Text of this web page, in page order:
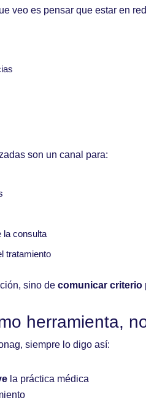
veo es pensar que estar en
son un canal para:
la consulta
tratamiento
sino de comunicar criterio
herramienta,
siempre lo digo así:
la práctica médica